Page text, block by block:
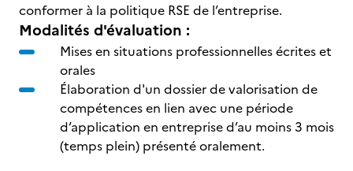
conformer à la politique RSE de l’entreprise.
Modalités d'évaluation :
Mises en situations professionnelles écrites et
orales
Élaboration d'un dossier de valorisation de
compétences en lien avec une période
d’application en entreprise d’au moins 3 mois
(temps plein) présenté oralement.